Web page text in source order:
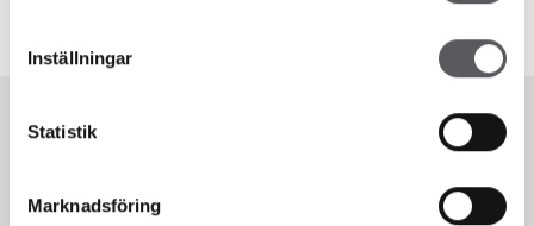
Inställningar
Statistik
Marknadsföring